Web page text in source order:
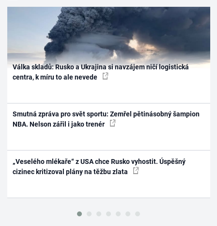
Válka skladů: Rusko a Ukrajina si navzájem ničí logistická
centra, k míru to ale nevede
Smutná zpráva pro svět sportu: Zemřel pětinásobný šampion
NBA. Nelson zářil i jako trenér
„Veselého mlékaře“ z USA chce Rusko vyhostit. Úspěšný
cizinec kritizoval plány na těžbu zlata